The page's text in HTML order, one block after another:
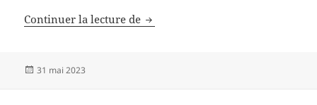
Continuer la lecture de La bataille pour la 6G a commencé
Publié
31 mai 2023